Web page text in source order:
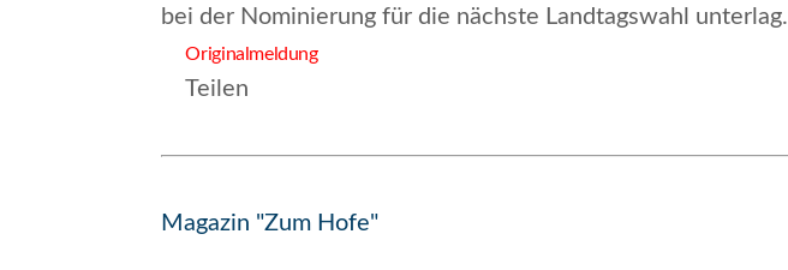
bei der Nominierung für die nächste Landtagswahl unterlag.
Originalmeldung
Teilen
Magazin "Zum Hofe"